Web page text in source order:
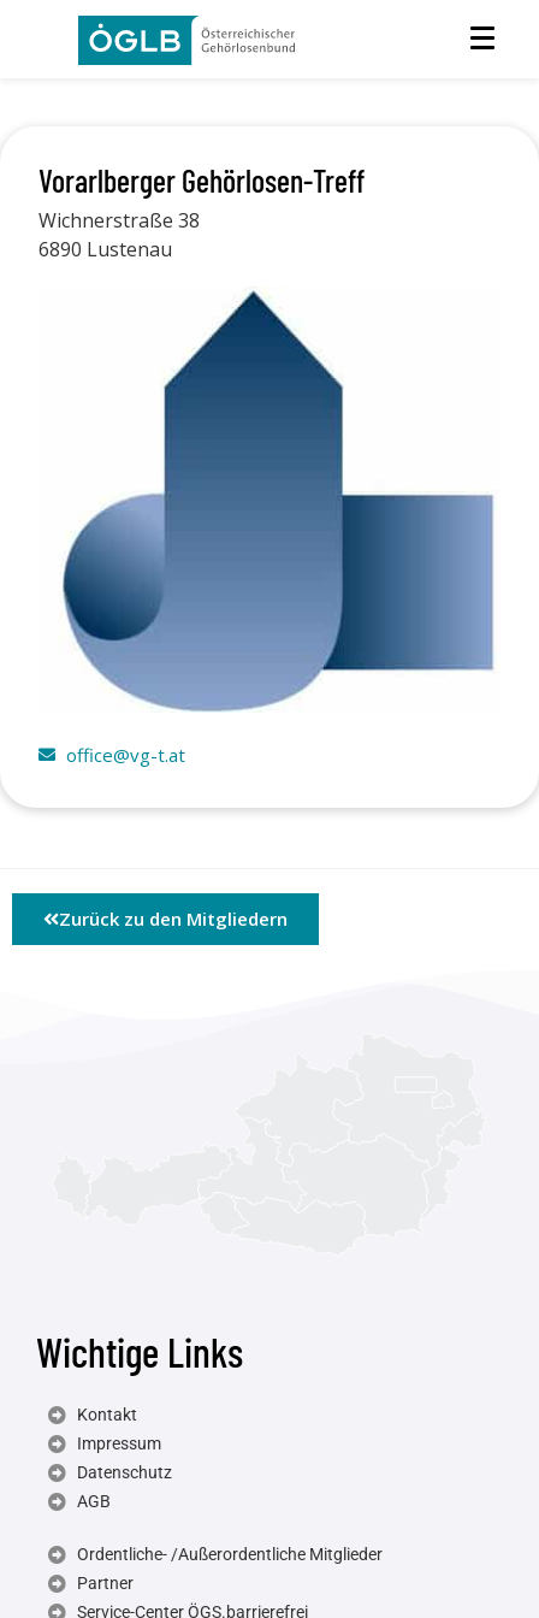
Vorarlberger Gehörlosen-Treff
Wichnerstraße 38
6890 Lustenau
office@vg-t.at
Zurück zu den Mitgliedern
Wichtige Links
Kontakt
Impressum
Datenschutz
AGB
Ordentliche- /Außerordentliche Mitglieder
Partner
Service-Center ÖGS.barrierefrei